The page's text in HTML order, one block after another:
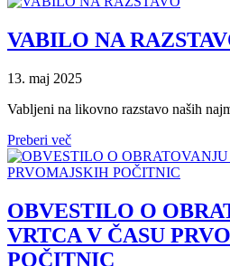
VABILO NA
13. maj 2025
Vabljeni na likovno razstavo naših
Preberi več
OBVESTILO O
VRTCA V ČASU
POČITNIC